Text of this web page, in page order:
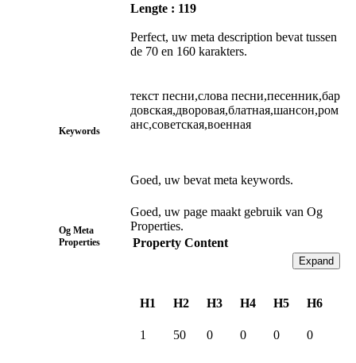
Lengte : 119
Perfect, uw meta description bevat tussen
de 70 en 160 karakters.
Keywords
текст песни,слова песни,песенник,бар
довская,дворовая,блатная,шансон,ром
анс,советская,военная
Goed, uw bevat meta keywords.
Og Meta
Properties
Goed, uw page maakt gebruik van Og
Properties.
Property Content
Expand
H1 H2 H3 H4 H5 H6
1 50 0 0 0 0